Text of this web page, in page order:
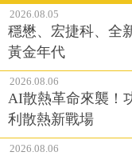
2026.08.05
穩懋、宏捷科、全
黃金年代
2026.08.06
AI散熱革命來襲！
利散熱新戰場
2026.08.06